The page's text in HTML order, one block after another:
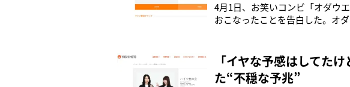
4月1日、お笑いコンビ「オダウ
おこなったことを告白した。オ
田紫帆（32）から鼻筋に指を
稿。《#ヒアルロン酸
「イヤな予感はしてた
た“不穏な予兆”